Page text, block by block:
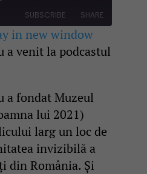
SUBSCRIBE SHARE
in new window
a venit la podcastul
a fondat Muzeul
lui 2021)
larg un loc de
invizibilă a
din România. Și